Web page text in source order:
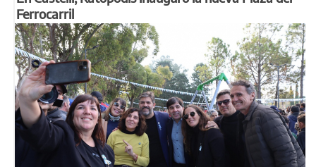
Ferrocarril